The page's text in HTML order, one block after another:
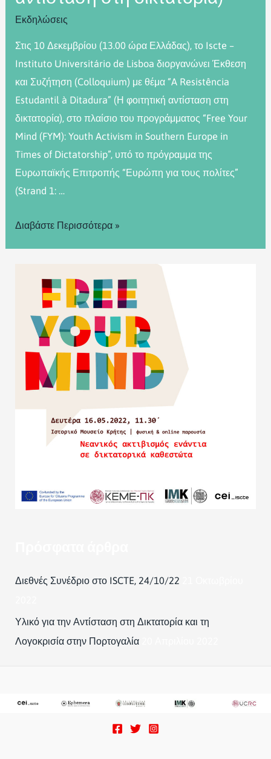
Εκδηλώσεις
Στις 10 Δεκεμβρίου (13.00 ώρα Ελλάδας), το Iscte –
Instituto Universitário de Lisboa διοργανώνει Έκθεση
και Συζήτηση (Colloquium) με θέμα “A Resistência
Estudantil à Ditadura” (Η φοιτητική αντίσταση στη
δικτατορία), στο πλαίσιο του προγράμματος “Free Your
Mind (FYM): Youth Activism in Southern Europe in
Times of Dictatorship”, υπό το πρόγραμμα της
Ευρωπαϊκής Επιτροπής “Ευρώπη για τους πολίτες”
(Strand 1: …
Διαβάστε Περισσότερα »
Διεθνές Συνέδριο στο ISCTE, 24/10/22
Υλικό για την Αντίσταση στη Δικτατορία και τη
Λογοκρισία στην Πορτογαλία